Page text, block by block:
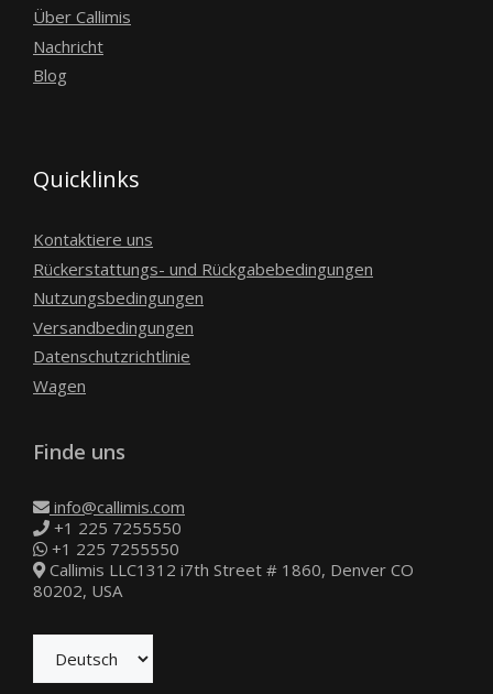
Über Callimis
Nachricht
Blog
Quicklinks
Kontaktiere uns
Rückerstattungs- und Rückgabebedingungen
Nutzungsbedingungen
Versandbedingungen
Datenschutzrichtlinie
Wagen
Finde uns
info@callimis.com
+1 225 7255550
+1 225 7255550
Callimis LLC1312 i7th Street # 1860, Denver CO
80202, USA